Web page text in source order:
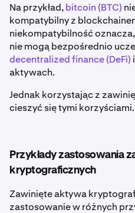
Na przykład,bitcoin (BTC)
kompatybilny z
niekompatybilność
nie mogą bezpośrednio
decentralized finance (DeFi)
aktywach.
Jednak korzystając z
cieszyć się tymi korzyściami.
Przykłady zastosowania
kryptograficznych
Zawinięte aktywa
zastosowanie w różnych